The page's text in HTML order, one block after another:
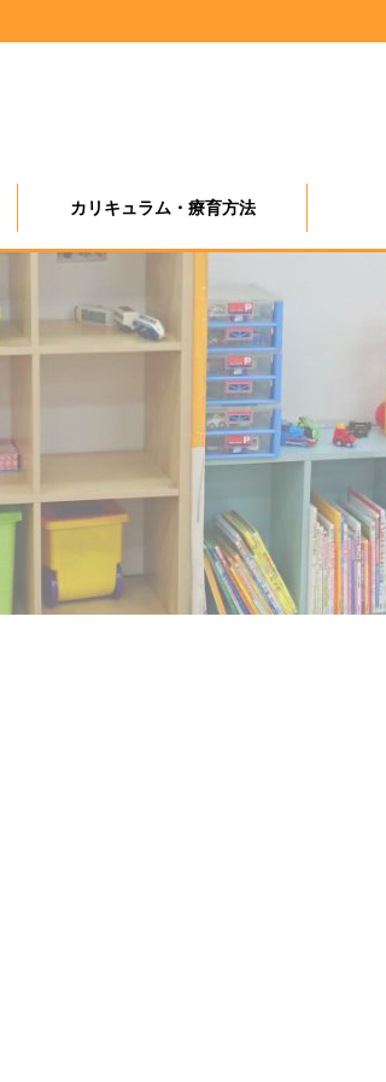
カリキュラム・療育方法